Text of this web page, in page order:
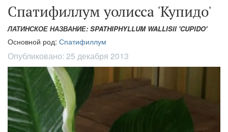
Спатифиллум уолисса 'Купидо'
ЛАТИНСКОЕ НАЗВАНИЕ: SPATHIPHYLLUM WALLISII 'CUPIDO'
Основной род: Спатифиллум
Опубликовано: 25 декабря 2013